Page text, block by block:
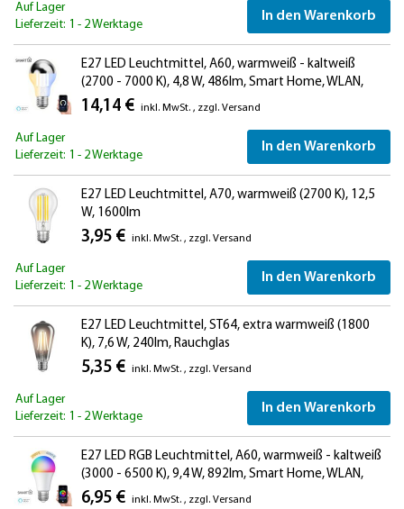
Auf Lager
Lieferzeit: 1 - 2 Werktage
In den Warenkorb
E27 LED Leuchtmittel, A60, warmweiß - kaltweiß
(2700 - 7000 K), 4,8 W, 486lm, Smart Home, WLAN,
Alexa, Kopfspiegel (silber)
14,14 € inkl. MwSt. , zzgl. Versand
Auf Lager
Lieferzeit: 1 - 2 Werktage
In den Warenkorb
E27 LED Leuchtmittel, A70, warmweiß (2700 K), 12,5
W, 1600lm
3,95 € inkl. MwSt. , zzgl. Versand
Auf Lager
Lieferzeit: 1 - 2 Werktage
In den Warenkorb
E27 LED Leuchtmittel, ST64, extra warmweiß (1800
K), 7,6 W, 240lm, Rauchglas
5,35 € inkl. MwSt. , zzgl. Versand
Auf Lager
Lieferzeit: 1 - 2 Werktage
In den Warenkorb
E27 LED RGB Leuchtmittel, A60, warmweiß - kaltweiß
(3000 - 6500 K), 9,4 W, 892lm, Smart Home, WLAN,
Alexa, matt
6,95 € inkl. MwSt. , zzgl. Versand